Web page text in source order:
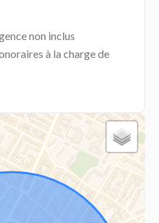
non inclus
à la charge de